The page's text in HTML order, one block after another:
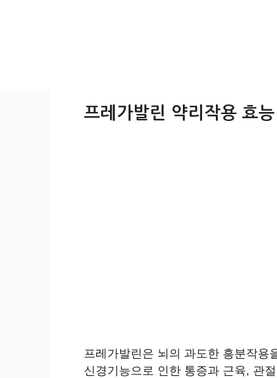
프레가발린 약리작용 효
프레가발린은 뇌의 과도한 흥분작용
신경기능으로 인한 통증과 근육, 관